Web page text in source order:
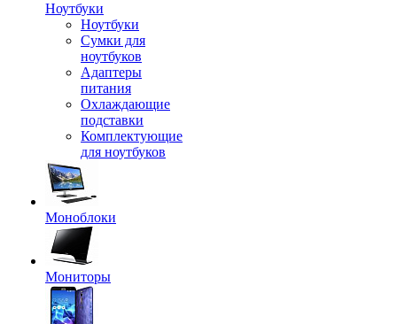
Ноутбуки
Ноутбуки
Сумки для
ноутбуков
Адаптеры
питания
Охлаждающие
подставки
Комплектующие
для ноутбуков
Моноблоки
Мониторы